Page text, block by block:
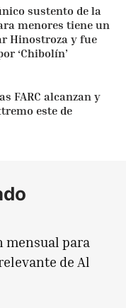
sustento de la
menores tiene un
Hinostroza y fue
‘Chibolín’
FARC alcanzan y
este de
mensual para
de Al